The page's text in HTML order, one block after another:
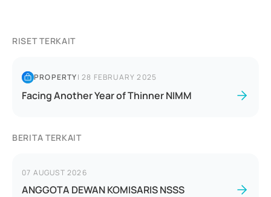
RISET TERKAIT
PROPERTY|28 FEBRUARY 2025
Facing Another Year of Thinner NIMM
BERITA TERKAIT
07 AUGUST 2026
ANGGOTA DEWAN KOMISARIS NSSS